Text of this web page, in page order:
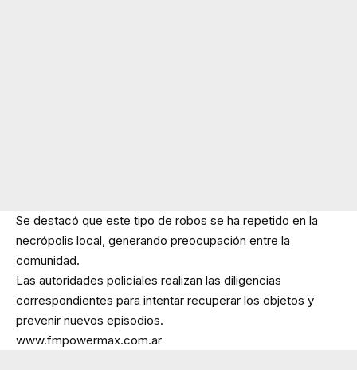
Se destacó que este tipo de robos se ha repetido en la
necrópolis local, generando preocupación entre la
comunidad.
Las autoridades policiales realizan las diligencias
correspondientes para intentar recuperar los objetos y
prevenir nuevos episodios.
www.fmpowermax.com.ar